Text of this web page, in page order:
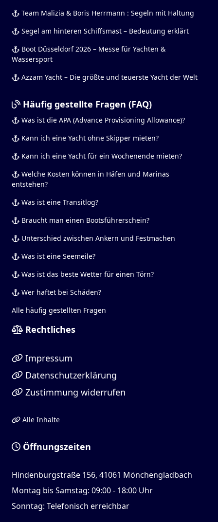
Team Malizia & Boris Herrmann : Segeln mit Haltung
Segel am hinteren Schiffsmast – Bedeutung erklärt
Boot Düsseldorf 2026 – Messe für Yachten &
Wassersport
Azzam Yacht – Die größte und teuerste Yacht der Welt
Häufig gestellte Fragen (FAQ)
Was ist die APA (Advance Provisioning Allowance)?
Kann ich eine Yacht ohne Skipper mieten?
Kann ich eine Yacht für ein Wochenende mieten?
Welche Kosten können in Häfen und Marinas
entstehen?
Was ist eine Transitlog?
Braucht man einen Bootsführerschein?
Unterschied zwischen Ankern und Festmachen
Was ist eine Seemeile?
Was ist das beste Wetter für einen Törn?
Wer haftet bei Schäden?
Alle häufig gestellten Fragen
Rechtliches
Impressum
Datenschutzerklärung
Zustimmung widerrufen
Alle Inhalte
Öffnungszeiten
Hindenburgstraße 156, 41061 Mönchengladbach
Montag bis Samstag: 09:00 - 18:00 Uhr
Sonntag: Telefonisch erreichbar